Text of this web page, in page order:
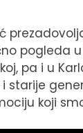
pogleda
pa i u
starije
koji